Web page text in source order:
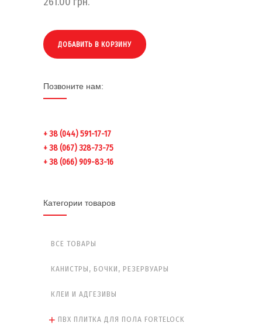
ДОБАВИТЬ В КОРЗИНУ
Позвоните нам:
+ 38 (044) 591-17-17
+ 38 (067) 328-73-75
+ 38 (066) 909-83-16
Категории товаров
ВСЕ ТОВАРЫ
КАНИСТРЫ, БОЧКИ, РЕЗЕРВУАРЫ
КЛЕИ И АДГЕЗИВЫ
ПВХ ПЛИТКА ДЛЯ ПОЛА FORTELOCK